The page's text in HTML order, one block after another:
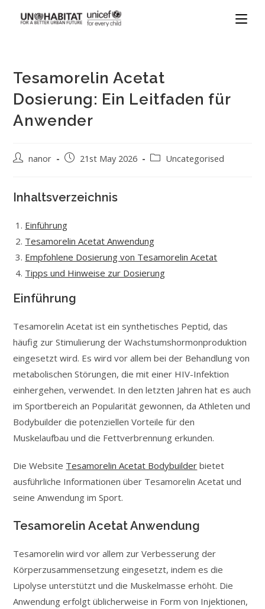
Tesamorelin Acetat
Dosierung: Ein Leitfaden für
Anwender
nanor 21st May 2026 Uncategorised
Inhaltsverzeichnis
Einführung
Tesamorelin Acetat Anwendung
Empfohlene Dosierung von Tesamorelin Acetat
Tipps und Hinweise zur Dosierung
Einführung
Tesamorelin Acetat ist ein synthetisches Peptid, das
häufig zur Stimulierung der Wachstumshormonproduktion
eingesetzt wird. Es wird vor allem bei der Behandlung von
metabolischen Störungen, die mit einer HIV-Infektion
einhergehen, verwendet. In den letzten Jahren hat es auch
im Sportbereich an Popularität gewonnen, da Athleten und
Bodybuilder die potenziellen Vorteile für den
Muskelaufbau und die Fettverbrennung erkunden.
Die Website Tesamorelin Acetat Bodybuilder bietet
ausführliche Informationen über Tesamorelin Acetat und
seine Anwendung im Sport.
Tesamorelin Acetat Anwendung
Tesamorelin wird vor allem zur Verbesserung der
Körperzusammensetzung eingesetzt, indem es die
Lipolyse unterstützt und die Muskelmasse erhöht. Die
Anwendung erfolgt üblicherweise in Form von Injektionen,